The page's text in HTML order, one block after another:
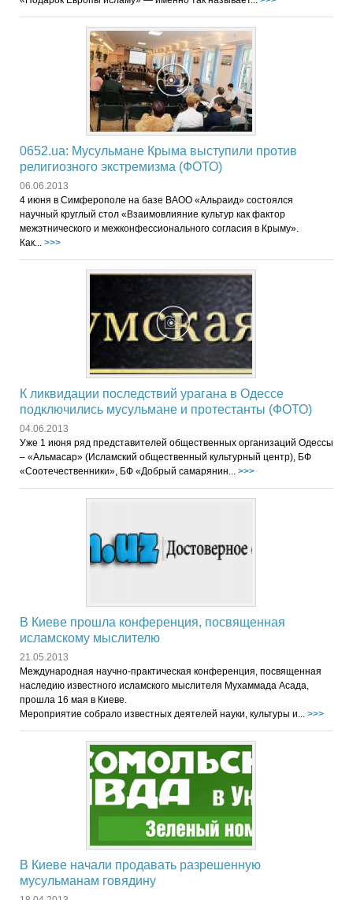
0652.ua: Мусульмане Крыма выступили против
религиозного экстремизма (ФОТО)
06.06.2013
4 июня в Симферополе на базе ВАОО «Альраид» состоялся
научный круглый стол «Взаимовлияние культур как фактор
межэтнического и межконфессионального согласия в Крыму».
Как... >>>
К ликвидации последствий урагана в Одессе
подключились мусульмане и протестанты (ФОТО)
04.06.2013
Уже 1 июня ряд представителей общественных организаций Одессы
– «Альмасар» (Исламский общественный культурный центр), БФ
«Соотечественники», БФ «Добрый самарянин... >>>
В Киеве прошла конференция, посвященная
исламскому мыслителю
21.05.2013
Международная научно-практическая конференция, посвященная
наследию известного исламского мыслителя Мухаммада Асада,
прошла 16 мая в Киеве.
Мероприятие собрало известных деятелей науки, культуры и... >>>
В Киеве начали продавать разрешенную
мусульманам говядину